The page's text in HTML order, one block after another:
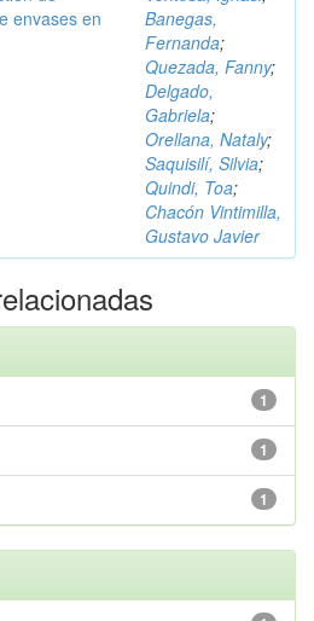
envases en
Banegas,
Fernanda;
Quezada, Fanny;
Delgado,
Gabriela;
Orellana, Nataly;
Saquisilí, Silvia;
Quindi, Toa;
Chacón Vintimilla,
Gustavo Javier
1
1
1